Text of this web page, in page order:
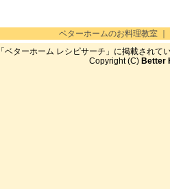
ベターホームのお料理教室
「ベターホーム レシピサーチ」に掲載され
Copyright (C) Better